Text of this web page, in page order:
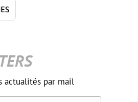
actualités par mail